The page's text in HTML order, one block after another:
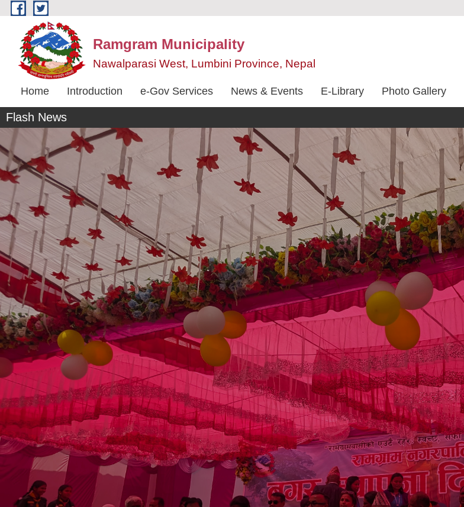
Skip to main content
Ramgram Municipality
Nawalparasi West, Lumbini Province, Nepal
Home Introduction e-Gov Services News & Events E-Library Photo Gallery
Flash News